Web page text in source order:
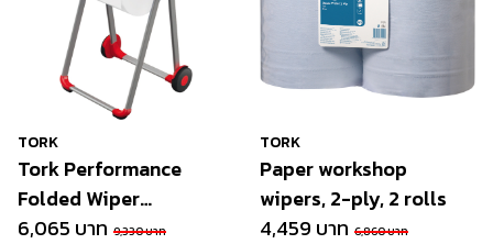
TORK
Tork Performance
Folded Wiper
Dispenser
6,065 บาท 9,330 บาท
TORK
Paper workshop
wipers, 2-ply, 2 rolls
4,459 บาท 6,860 บาท